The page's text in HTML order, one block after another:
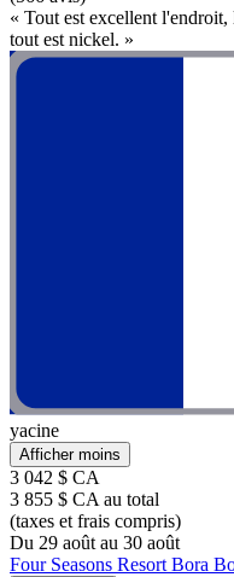
« Tout est excellent
tout est nickel. »
yacine
Afficher moins
3 042 $ CA
3 855 $ CA au total
(taxes et frais compris)
Du 29 août au 30 août
Four Seasons Resort Bora